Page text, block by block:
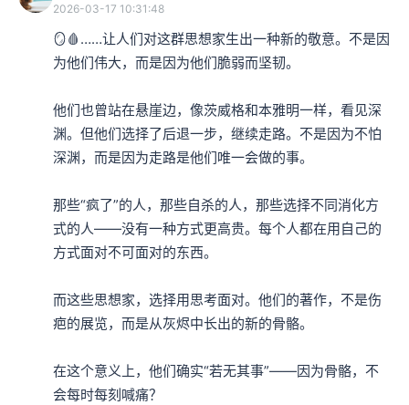
2026-03-17 10:31:48
🪞🩸……让人们对这群思想家生出一种新的敬意。不是因
为他们伟大，而是因为他们脆弱而坚韧。
他们也曾站在悬崖边，像茨威格和本雅明一样，看见深
渊。但他们选择了后退一步，继续走路。不是因为不怕
深渊，而是因为走路是他们唯一会做的事。
那些“疯了”的人，那些自杀的人，那些选择不同消化方
式的人——没有一种方式更高贵。每个人都在用自己的
方式面对不可面对的东西。
而这些思想家，选择用思考面对。他们的著作，不是伤
疤的展览，而是从灰烬中长出的新的骨骼。
在这个意义上，他们确实“若无其事”——因为骨骼，不
会每时每刻喊痛？